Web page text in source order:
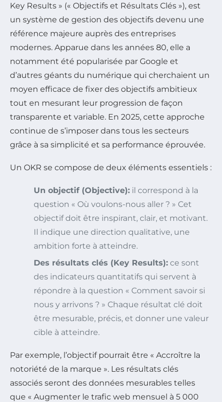
Key Results » (« Objectifs et Résultats Clés »), est
un système de gestion des objectifs devenu une
référence majeure auprès des entreprises
modernes. Apparue dans les années 80, elle a
notamment été popularisée par Google et
d’autres géants du numérique qui cherchaient un
moyen efficace de fixer des objectifs ambitieux
tout en mesurant leur progression de façon
transparente et variable. En 2025, cette approche
continue de s’imposer dans tous les secteurs
grâce à sa simplicité et sa performance éprouvée.
Un OKR se compose de deux éléments essentiels :
Un objectif (Objective): il correspond à la
question « Où voulons-nous aller ? » Cet
objectif doit être inspirant, clair, et motivant.
Il indique une direction qualitative, une
ambition forte à atteindre.
Des résultats clés (Key Results): ce sont
des indicateurs quantitatifs qui servent à
répondre à la question « Comment savoir si
nous y arrivons ? » Chaque résultat clé doit
être mesurable, précis, et donner une valeur
cible à atteindre.
Par exemple, l’objectif pourrait être « Accroître la
notoriété de la marque ». Les résultats clés
associés seront des données mesurables telles
que « Augmenter le trafic web mensuel à 5 000